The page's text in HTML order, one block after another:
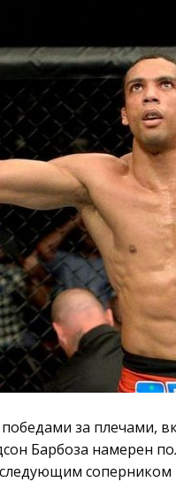
за плечами,
Барбоза намерен